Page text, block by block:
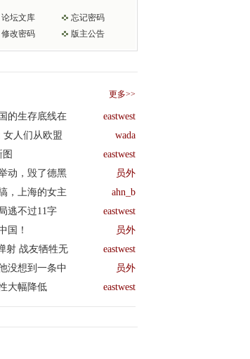
论坛文库
忘记密码
修改密码 版主公告
更多>>
的生存底线在 eastwest
女人们从欧盟 wada
eastwest
动，毁了德黑 员外
，上海的女主 ahn_b
逃不过11字 eastwest
国！ 员外
射 战友牺牲无 eastwest
没想到一条中 员外
大幅降低 eastwest